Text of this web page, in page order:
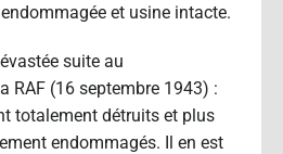
et usine intacte.
suite au
RAF (16 septembre 1943) :
totalement détruits et plus
endommagés. Il en est